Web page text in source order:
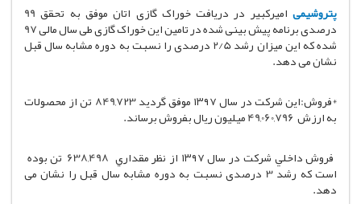
پتروشیمی
امیرکبیر در دریافت خوراک گازی اتان موفق به تحقق 99
درصدی برنامه پیش بینی شده در تامین این خوراک گازی طی سال مالی 97
شده که این میزان رشد 2/5 درصدی را نسبت به دوره مشابه سال قبل
نشان می دهد.
*فروش:این شركت در سال ۱۳۹۷ موفق گرديد 849,723 تن از محصولات
به ارزش 49,060,796 ميليون ريال بفروش برساند.
فروش داخلي شركت در سال ۱۳۹۷ از نظر مقداري 638,498 تن بوده
است كه رشد 3 درصدی نسبت به دوره مشابه سال قبل را نشان می
دهد.